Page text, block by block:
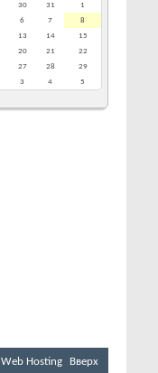
30 31
1
6 7
8
13 14
15
20 21
22
27 28
29
3 4 5
Web Hosting Вверх